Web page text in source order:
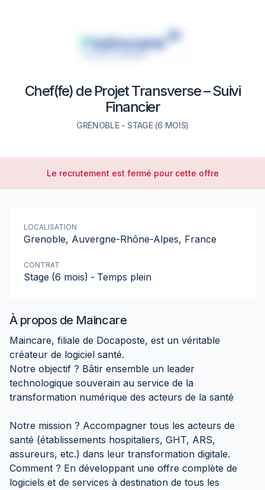
Chef(fe) de Projet Transverse – Suivi
Financier
GRENOBLE - STAGE(6 MOIS)
Le recrutement est fermé pour cette offre
À propos de Maincare
Maincare, filiale de Docaposte, est un véritable
créateur de logiciel santé.
Notre objectif ? Bâtir ensemble un leader
technologique souverain au service de la
transformation numérique des acteurs de la santé
Notre mission ? Accompagner tous les acteurs de
santé (établissements hospitaliers, GHT, ARS,
assureurs, etc.) dans leur transformation digitale.
Comment ? En développant une offre complète de
logiciels et de services à destination de tous les
LOCALISATION
Grenoble, Auvergne-Rhône-Alpes, France
CONTRAT
Stage (6 mois) - Temps plein